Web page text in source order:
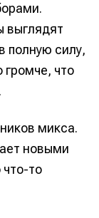
выглядят
полную силу,
громче, что
микса.
новыми
то